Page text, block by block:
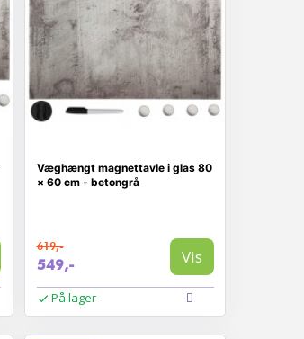
Væghængt magnettavle i glas 80
× 60 cm - betongrå
619,-
549,- Vis
På lager